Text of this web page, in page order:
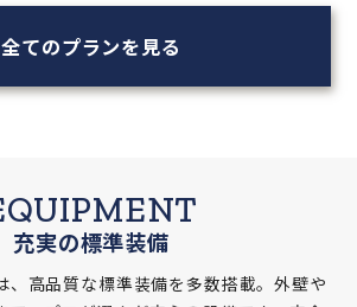
全てのプランを見る
充実の標準装備
、高品質な標準装備を多数搭載。外壁や